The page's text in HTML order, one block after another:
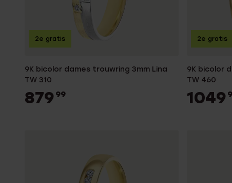
9K bicolor dames trouwring 3mm Lina
TW 310
879 99
2e gratis
9K bicolor
TW 460
1049
2e gratis